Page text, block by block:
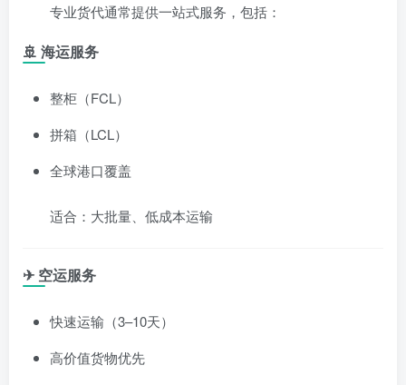
专业货代通常提供一站式服务，包括：
🚢 海运服务
整柜（FCL）
拼箱（LCL）
全球港口覆盖
适合：大批量、低成本运输
✈ 空运服务
快速运输（3–10天）
高价值货物优先